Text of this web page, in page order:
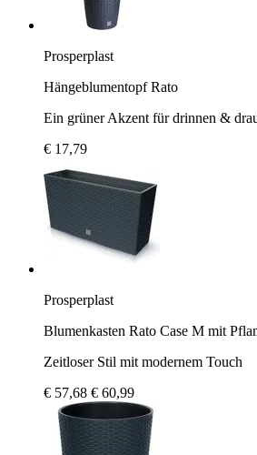
Prosperplast
Hängeblumentopf Rato
Ein grüner Akzent für drinnen &
€ 17,79
Prosperplast
Blumenkasten Rato Case M mit
Zeitloser Stil mit modernem Touch
€ 57,68 € 60,99